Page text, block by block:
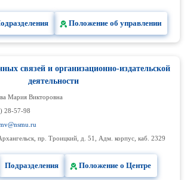
Положение об управлении
связей и организационно-издательской
деятельности
Мария Викторовна
28-57-98
пр. Троицкий, д. 51, Адм. корпус, каб. 2329
Подразделения Положение о Центре